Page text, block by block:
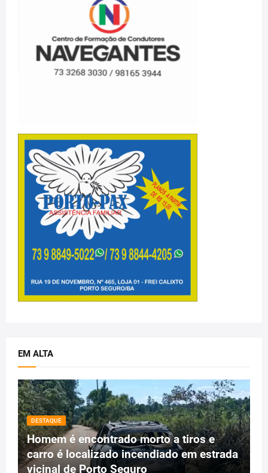
EM ALTA
DESTAQUE
Homem é encontrado morto a tiros e
carro é localizado incendiado em estrada
vicinal de Porto Seguro